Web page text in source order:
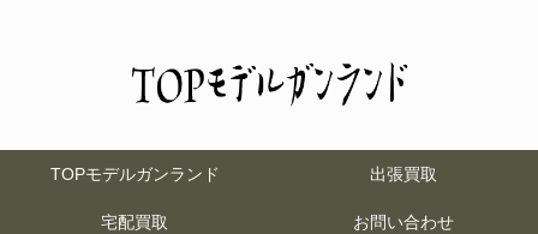
TOPモデルガンランド 出張買取
宅配買取 お問い合わせ